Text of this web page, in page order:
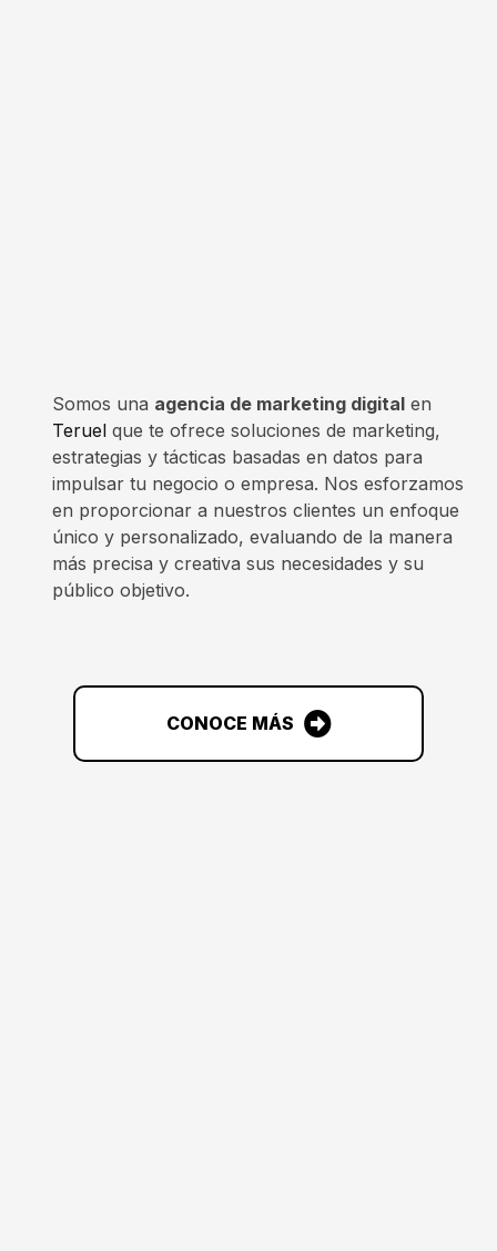
Somos una agencia de marketing digital en
Teruel que te ofrece soluciones de marketing,
estrategias y tácticas basadas en datos para
impulsar tu negocio o empresa. Nos esforzamos
en proporcionar a nuestros clientes un enfoque
único y personalizado, evaluando de la manera
más precisa y creativa sus necesidades y su
público objetivo.
CONOCE MÁS